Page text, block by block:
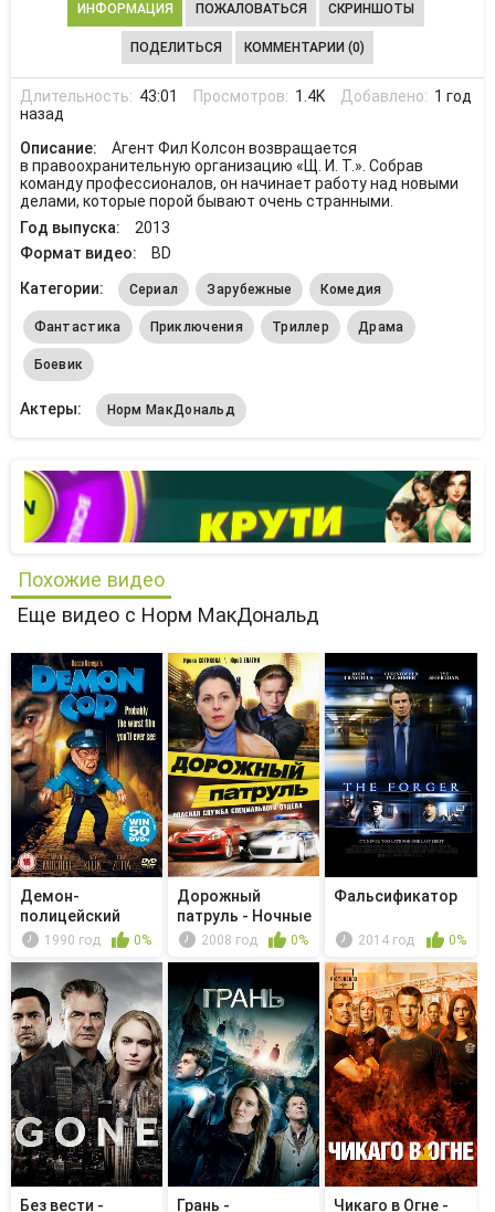
ИНФОРМАЦИЯ ПОЖАЛОВАТЬСЯ СКРИНШОТЫ
ПОДЕЛИТЬСЯ КОММЕНТАРИИ (0)
Длительность: 43:01 Просмотров: 1.4K Добавлено: 1 год
назад
Описание:
Агент Фил Колсон возвращается
в правоохранительную организацию «Щ. И. Т.». Собрав
команду профессионалов, он начинает работу над новыми
делами, которые порой бывают очень странными.
Год выпуска:
2013
Формат видео:
BD
Категории:
Сериал Зарубежные Комедия
Фантастика Приключения Триллер Драма
Боевик
Актеры: Норм МакДональд
Похожие видео
Еще видео с Норм МакДональд
Демон-
полицейский
1990 год 0%
Дорожный
патруль - Ночные
гонщики
2008 год 0%
Фальсификатор
2014 год 0%
Без вести -
Грань -
Чикаго в Огне -